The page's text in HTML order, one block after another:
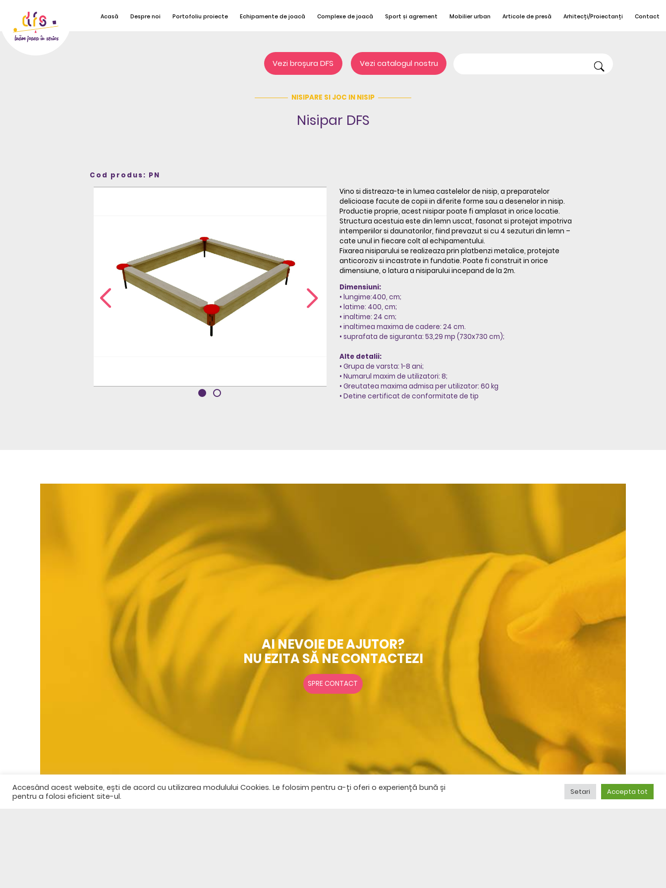
Acasă Despre noi Portofoliu proiecte Echipamente de joacă Complexe de joacă Sport și agrement Mobilier urban Articole de presă Arhitecți/Proiectanți Contact
Vezi broșura DFS Vezi catalogul nostru
NISIPARE SI JOC IN NISIP
Nisipar DFS
Cod produs: PN
Vino si distreaza-te in lumea castelelor de nisip, a preparatelor
delicioase facute de copii in diferite forme sau a desenelor in nisip.
Productie proprie, acest nisipar poate fi amplasat in orice locatie.
Structura acestuia este din lemn uscat, fasonat si protejat impotriva
intemperiilor si daunatorilor, fiind prevazut si cu 4 sezuturi din lemn –
cate unul in fiecare colt al echipamentului.
Fixarea nisiparului se realizeaza prin platbenzi metalice, protejate
anticoroziv si incastrate in fundatie. Poate fi construit in orice
dimensiune, o latura a nisiparului incepand de la 2m.
Dimensiuni:
• lungime:400, cm;
• latime: 400, cm;
• inaltime: 24 cm;
• inaltimea maxima de cadere: 24 cm.
• suprafata de siguranta: 53,29 mp (730x730 cm);
Alte detalii:
• Grupa de varsta: 1-8 ani;
• Numarul maxim de utilizatori: 8;
• Greutatea maxima admisa per utilizator: 60 kg
• Detine certificat de conformitate de tip
AI NEVOIE DE AJUTOR?
NU EZITA SĂ NE CONTACTEZI
SPRE CONTACT
Accesând acest website, ești de acord cu utilizarea modulului Cookies. Le folosim pentru a-ți oferi o experiență bună și
pentru a folosi eficient site-ul.
Setari Accepta tot